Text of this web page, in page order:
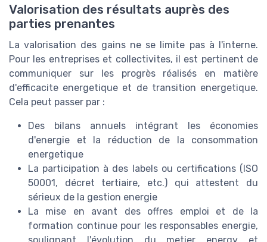
Valorisation des résultats auprès des
parties prenantes
La valorisation des gains ne se limite pas à l'interne.
Pour les entreprises et collectivites, il est pertinent de
communiquer sur les progrès réalisés en matière
d'efficacite energetique et de transition energetique.
Cela peut passer par :
Des bilans annuels intégrant les économies
d'energie et la réduction de la consommation
energetique
La participation à des labels ou certifications (ISO
50001, décret tertiaire, etc.) qui attestent du
sérieux de la gestion energie
La mise en avant des offres emploi et de la
formation continue pour les responsables energie,